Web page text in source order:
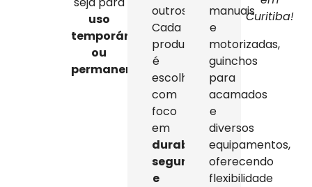
uso
temporário
ou
permanente
outros.
Cada
produto
é
escolhido
com
foco
em
durabilidade,
segurança
e
manuais
e
motorizadas,
guinchos
para
acamados
e
diversos
equipamentos,
oferecendo
flexibilidade
Curitiba!